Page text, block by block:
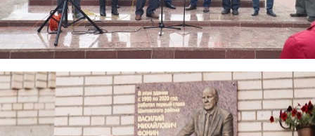
miting2.jpg